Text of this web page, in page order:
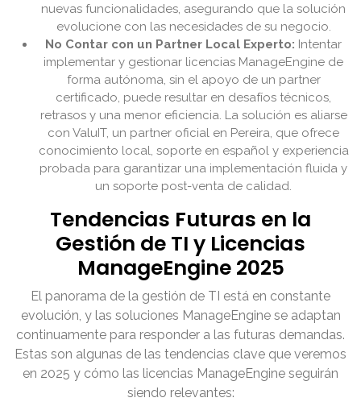
nuevas funcionalidades, asegurando que la solución
evolucione con las necesidades de su negocio.
No Contar con un Partner Local Experto: Intentar
implementar y gestionar licencias ManageEngine de
forma autónoma, sin el apoyo de un partner
certificado, puede resultar en desafíos técnicos,
retrasos y una menor eficiencia. La solución es aliarse
con ValuIT, un partner oficial en Pereira, que ofrece
conocimiento local, soporte en español y experiencia
probada para garantizar una implementación fluida y
un soporte post-venta de calidad.
Tendencias Futuras en la
Gestión de TI y Licencias
ManageEngine 2025
El panorama de la gestión de TI está en constante
evolución, y las soluciones ManageEngine se adaptan
continuamente para responder a las futuras demandas.
Estas son algunas de las tendencias clave que veremos
en 2025 y cómo las licencias ManageEngine seguirán
siendo relevantes: